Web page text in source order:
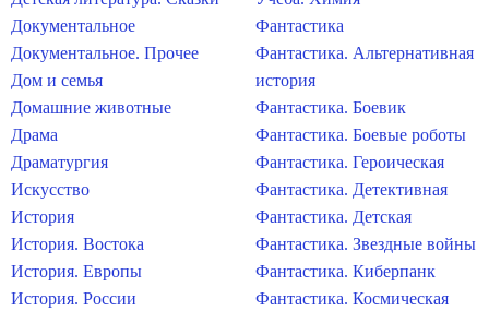
Документальное
Документальное. Прочее
Дом и семья
Домашние животные
Драма
Драматургия
Искусство
История
История. Востока
История. Европы
История. России
Фантастика
Фантастика. Альтернативная
история
Фантастика. Боевик
Фантастика. Боевые роботы
Фантастика. Героическая
Фантастика. Детективная
Фантастика. Детская
Фантастика. Звездные войны
Фантастика. Киберпанк
Фантастика. Космическая